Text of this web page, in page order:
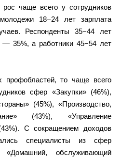
рос чаще всего у сотрудников
18−24 лет зарплата
Респонденты 35−44 лет
— 35%, а работники 45−54 лет
профобластей, то чаще всего
сфер «Закупки» (46%),
(45%), «Производство,
(43%), «Управление
С сокращением доходов
специалисты из сфер
«Домашний, обслуживающий